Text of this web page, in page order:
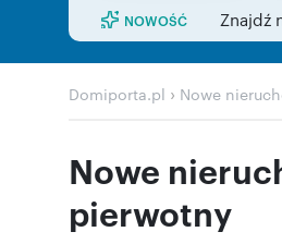
NOWOŚĆ Znajdź
Domiporta.pl › Nowe
Nowe
pierwotny